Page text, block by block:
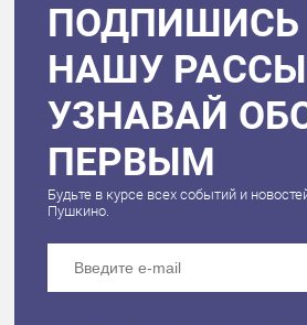
ПОДПИШИСЬ
НАШУ
УЗНАВАЙ
ПЕРВЫМ
Будьте в курсе всех событий и
Пушкино.